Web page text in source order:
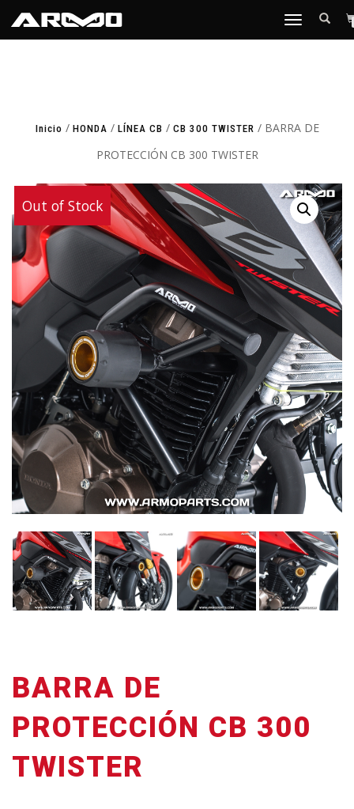
TOGGLE
Inicio / HONDA / LÍNEA CB / CB 300 TWISTER / BARRA DE
PROTECCIÓN CB 300 TWISTER
Out of Stock
BARRA DE
PROTECCIÓN CB 300
TWISTER